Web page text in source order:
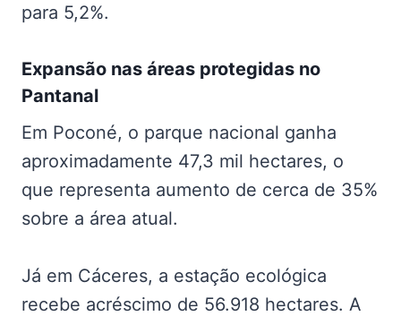
para 5,2%.
Expansão nas áreas protegidas no
Pantanal
Em Poconé, o parque nacional ganha
aproximadamente 47,3 mil hectares, o
que representa aumento de cerca de 35%
sobre a área atual.
Já em Cáceres, a estação ecológica
recebe acréscimo de 56.918 hectares. A